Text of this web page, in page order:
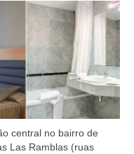
central no bairro de
Las Ramblas (ruas